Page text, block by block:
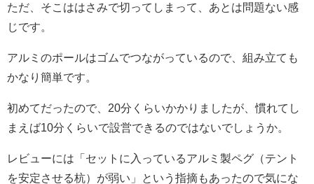
ただ、そこははさみで切ってしまって、あとは問題ない感
じです。
アルミのポールはゴムでつながっているので、組み立ても
かなり簡単です。
初めてだったので、20分くらいかかりましたが、慣れてし
まえば10分くらいで設営できるのではないでしょうか。
レビューには「セットに入っているアルミ製ペグ（テント
を安定させる杭）が弱い」という指摘もあったので気にな